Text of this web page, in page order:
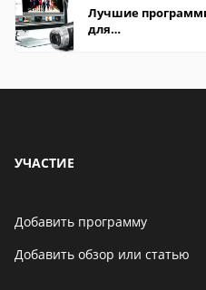
Лучшие
для
УЧАСТИЕ
Добавить программу
Добавить обзор или статью